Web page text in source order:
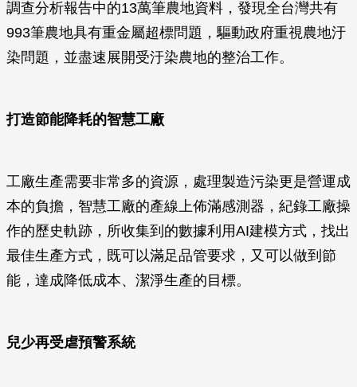
調查分析報告中的13萬筆農地資料，發現全台灣共有
993筆農地具有重金屬超標問題，驅動政府重視農地汙
染問題，並盡速展開受汙染農地的整治工作。
打造節能降耗的智慧工廠
工廠生產需要非常多的資源，處理製造污染更是營運成
本的負擔，智慧工廠的產線上佈滿感測器，紀錄工廠操
作的歷史軌跡，所收集到的數據利用AI建模方式，找出
最佳生產方式，既可以滿足品管要求，又可以做到節
能，達成降低成本、潔淨生產的目標。
兒少再受虐預警系統